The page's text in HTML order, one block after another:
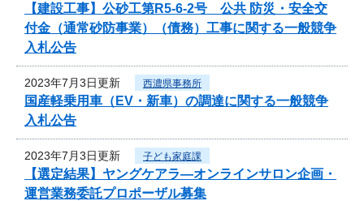
【建設工事】公砂工第R5-6-2号 公共 防災・安全交
付金（通常砂防事業）（債務）工事に関する一般競争
入札公告
2023年7月3日更新 西濃県事務所
国産軽乗用車（EV・新車）の調達に関する一般競争
入札公告
2023年7月3日更新 子ども家庭課
【選定結果】ヤングケアラ―オンラインサロン企画・
運営業務委託プロポーザル募集